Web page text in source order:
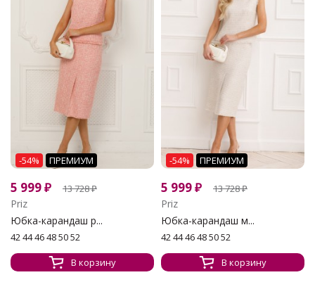
-54% ПРЕМИУМ
5 999₽ 13 728₽
Priz
Юбка-карандаш р...
42 44 46 48 50 52
В корзину
-54% ПРЕМИУМ
5 999₽ 13 728₽
Priz
Юбка-карандаш м...
42 44 46 48 50 52
В корзину